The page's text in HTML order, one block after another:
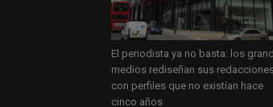
El periodista ya no basta: los
medios rediseñan sus
con perfiles que no existían hace
cinco años